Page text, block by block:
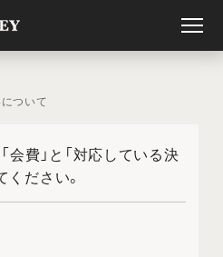
について
会費」と「対応している決
ください。